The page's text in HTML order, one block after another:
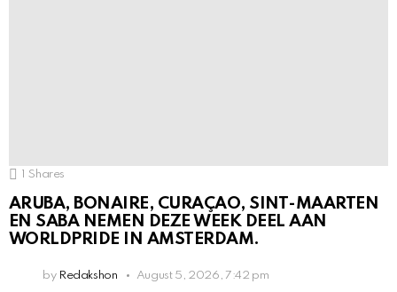
1 Shares
ARUBA, BONAIRE, CURAÇAO, SINT-MAARTEN
EN SABA NEMEN DEZE WEEK DEEL AAN
WORLDPRIDE IN AMSTERDAM.
by Redakshon August 5, 2026, 7:42 pm